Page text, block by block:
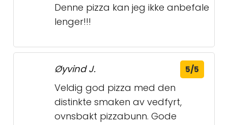
Denne pizza kan jeg ikke anbefale
lenger!!!
Øyvind J. 5/5
Veldig god pizza med den
distinkte smaken av vedfyrt,
ovnsbakt pizzabunn. Gode